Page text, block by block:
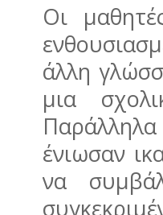
Οι
άλλη
μια
ένιωσαν
να